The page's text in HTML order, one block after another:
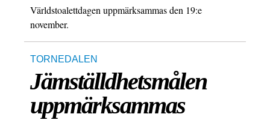
Världstoalettdagen uppmärksammas den 19:e
november.
TORNEDALEN
Jämställdhetsmålen
uppmärksammas